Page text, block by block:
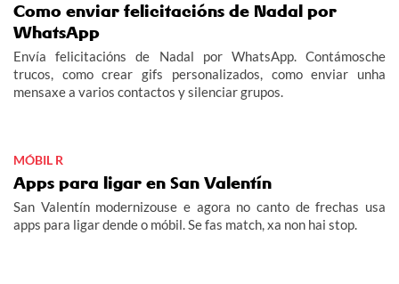
Como enviar felicitacións de Nadal por
WhatsApp
Envía felicitacións de Nadal por WhatsApp. Contámosche
trucos, como crear gifs personalizados, como enviar unha
mensaxe a varios contactos y silenciar grupos.
MÓBIL R
Apps para ligar en San Valentín
San Valentín modernizouse e agora no canto de frechas usa
apps para ligar dende o móbil. Se fas match, xa non hai stop.